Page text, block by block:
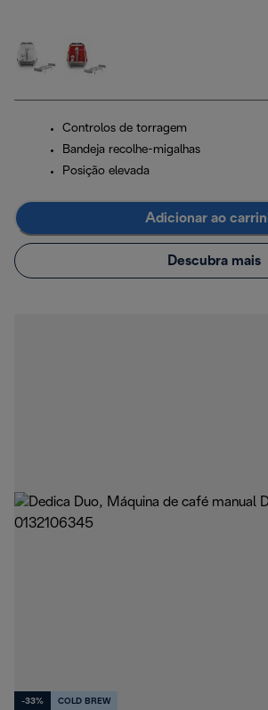
Controlos de torragem
Bandeja recolhe-migalhas
Posição elevada
Adicionar ao
Descubra mais
-33% COLD BREW